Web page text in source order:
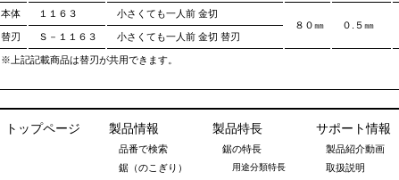
本体 １１６３
小さくても一人前 金切
８０㎜
０.５㎜
替刃 Ｓ－１１６３ 小さくても一人前 金切 替刃
※上記記載商品は替刃が共用できます。
トップページ 製品情報
品番で検索
鋸（のこぎり）
製品特長
鋸の特長
用途分類特長
サポート情報
製品紹介動画
取扱説明